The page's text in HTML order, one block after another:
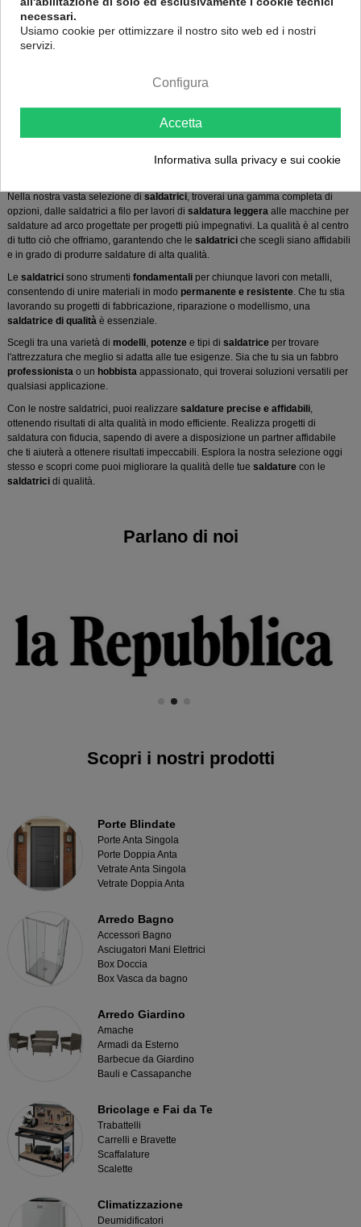
16 Recensioni
essenziali per realizzaresaldatureprecise e affidabili in
Nella nostra vasta selezione di saldatrici, troverai una gamma completa di
opzioni, dalle saldatrici a filo per lavori di saldatura leggera alle macchine per
saldature ad arco progettate per progetti più impegnativi. La qualità è al centro
di tutto ciò che offriamo, garantendo che le saldatrici che scegli siano affidabili
e in grado di produrre saldature di alta qualità.
Le saldatrici sono strumenti fondamentali per chiunque lavori con metalli,
consentendo di unire materiali in modo permanente e resistente . Che tu stia
lavorando su progetti di fabbricazione, riparazione o modellismo, una
saldatrice di qualità è essenziale.
Scegli tra una varietà di modelli, potenze e tipi di saldatrice per trovare
l'attrezzatura che meglio si adatta alle tue esigenze. Sia che tu sia un fabbro
professionista o un hobbista appassionato, qui troverai soluzioni versatili per
qualsiasi applicazione.
Con le nostre saldatrici, puoi realizzare saldature precise e affidabili,
ottenendo risultati di alta qualità in modo efficiente. Realizza progetti di
saldatura con fiducia, sapendo di avere a disposizione un partner affidabile
che ti aiuterà a ottenere risultati impeccabili. Esplora la nostra selezione oggi
stesso e scopri come puoi migliorare la qualità delle tue saldature con le
saldatrici di qualità.
Parlano di noi
Scopri i nostri prodotti
Porte Blindate
Porte Anta Singola
Porte Doppia Anta
Vetrate Anta Singola
Vetrate Doppia Anta
Arredo Bagno
Accessori Bagno
Asciugatori Mani Elettrici
Box Doccia
Box Vasca da bagno
Arredo Giardino
Amache
Armadi da Esterno
Barbecue da Giardino
Bauli e Cassapanche
Bricolage e Fai da Te
Trabattelli
Carrelli e Bravette
Scaffalature
Scalette
Climatizzazione
Deumidificatori
necessari.
Usiamo cookie per ottimizzare il nostro sito web ed i nostri
servizi.
Configura
Accetta
Informativa sulla privacy e sui cookie